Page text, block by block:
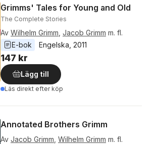
Grimms' Tales for Young and Old
The Complete Stories
Av Wilhelm Grimm Jacob Grimm m. fl.
E-bok
Engelska 2011
147 kr
Lägg till
Läs direkt efter köp
Annotated Brothers Grimm
Av Jacob Grimm Wilhelm Grimm m. fl.